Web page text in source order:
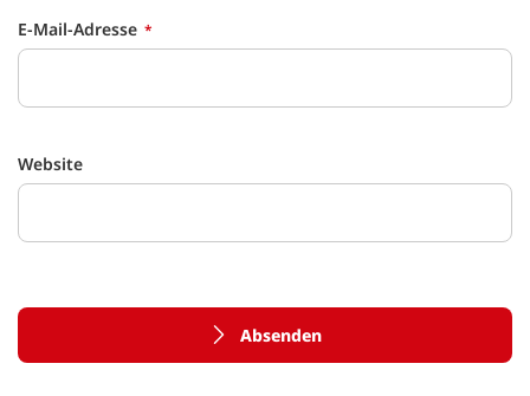
E-Mail-Adresse
Website
Absenden